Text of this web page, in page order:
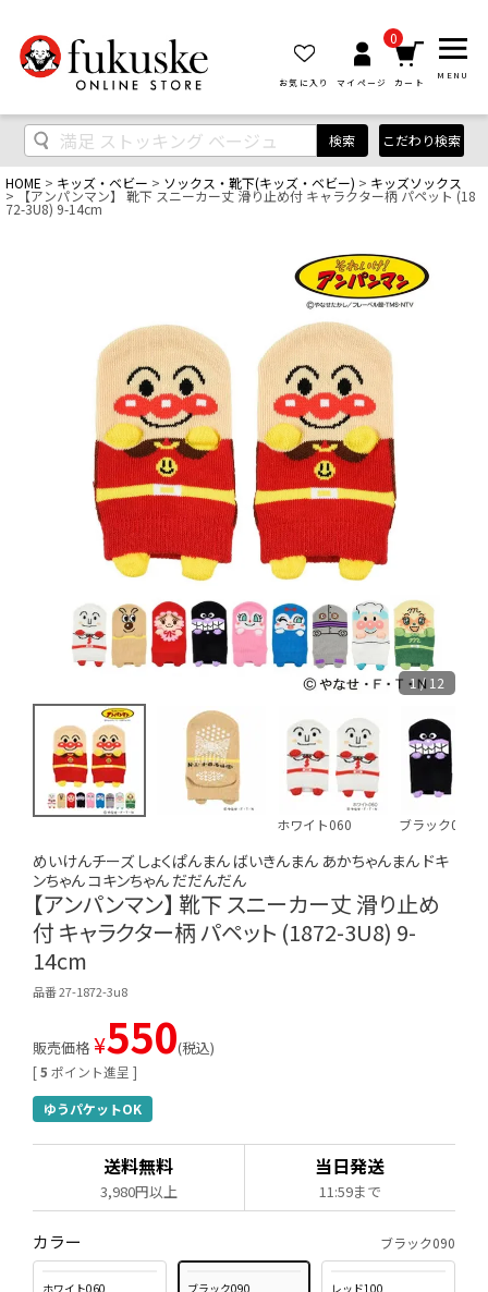
お気に入り マイページ
0
カート
MENU
検索 こだわり検索
HOME キッズ・ベビー ソックス・靴下(キッズ・ベビー) キッズソックス
【アンパンマン】 靴下 スニーカー丈 滑り止め付 キャラクター柄 パペット (18
72-3U8) 9-14cm
1 / 12
ホワイト060 ブラック090
めいけんチーズ しょくぱんまん ばいきんまん あかちゃんまん ドキ
ンちゃん コキンちゃん だだんだん
【アンパンマン】 靴下 スニーカー丈 滑り止め
付 キャラクター柄 パペット (1872-3U8) 9-
14cm
品番 27-1872-3u8
[ 5 ポイント進呈 ]
販売価格 ¥550 税込
ゆうパケットOK
送料無料
3,980円以上
当日発送
11:59まで
カラー ブラック090
ホワイト060 ブラック090 レッド100